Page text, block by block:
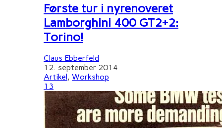
Første tur i nyrenoveret
Lamborghini 400 GT2+2:
Torino!
Claus Ebberfeld
12. september 2014
Artikel , Workshop
13